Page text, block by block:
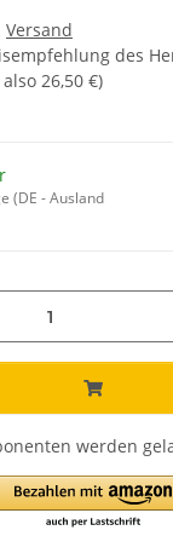
Versand
des
also 26,50 €)
(DE - Ausland
werden